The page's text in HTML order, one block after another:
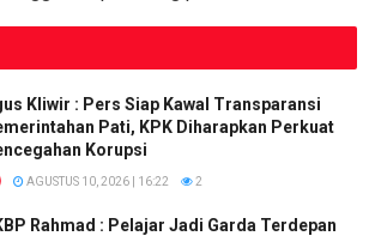
Kliwir : Pers Siap Kawal Transparansi
Pati, KPK Diharapkan Perkuat
Korupsi
AGUSTUS 10, 2026 | 16:22 2
Rahmad : Pelajar Jadi Garda Terdepan